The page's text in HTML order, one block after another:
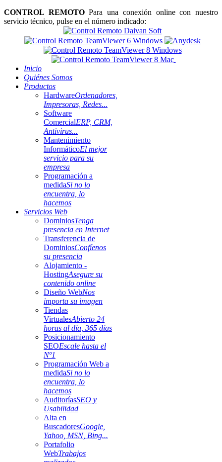
CONTROL REMOTOPara una conexión online con nuestro
servicio técnico, pulse en el número indicado:
Inicio
Quiénes Somos
Productos
HardwareOrdenadores,
Impresoras, Redes...
Software
ComercialERP, CRM,
Antivirus...
Mantenimiento
InformáticoEl mejor
servicio para su
empresa
Programación a
medidaSi no lo
encuentra, lo
hacemos
Servicios Web
DominiosTenga
presencia en Internet
Transferencia de
DominiosConfíenos
su presencia
Alojamiento -
HostingAsegure su
contenido online
Diseño WebNos
importa su imagen
Tiendas
VirtualesAbierto 24
horas al día, 365 días
Posicionamiento
SEOEscale hasta el
Nº1
Programación Web a
medidaSi no lo
encuentra, lo
hacemos
AuditoríasSEO y
Usabilidad
Alta en
BuscadoresGoogle,
Yahoo, MSN, Bing...
Portafolio
WebTrabajos